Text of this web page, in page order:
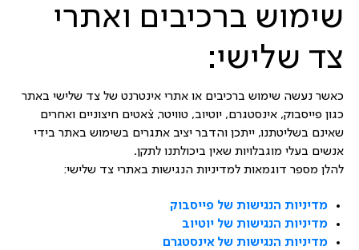
שימוש ברכיבים ואתרי
צד שלישי:
כאשר נעשה שימוש ברכיבים או אתרי אינטרנט של צד שלישי באתר
כגון פייסבוק, אינסטגרם, יוטיוב, טוויטר, צ`אטים חיצוניים ואחרים
שאינם בשליטתנו, ייתכן והדבר יציב אתגרים בשימוש באתר בידי
אנשים בעלי מוגבלויות שאין ביכולתנו לתקן.
להלן מספר דוגמאות למדיניות הנגישות באתרי צד שלישי:
מדיניות הנגישות של פייסבוק
מדיניות הנגישות של יוטיוב
מדיניות הנגישות של אינסטגרם